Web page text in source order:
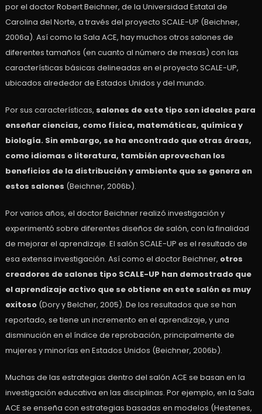
por el doctor Robert Beichner, de la Universidad Estatal de
Carolina del Norte, a través del proyecto SCALE-UP (Beichner,
2006a). Así como la Sala ACE, hay muchos otros salones de
diferentes tamaños (en cuanto al número de mesas) con las
características básicas delineadas en el proyecto SCALE-UP,
ubicados alrededor de Estados Unidos y del mundo.
Por sus características, salones de este tipo son ideales para
enseñar ciencias, como física, matemáticas, química y
biología. Sin embargo, se ha encontrado que otras áreas,
como idiomas o literatura, también aprovechan los
beneficios de la distribución y ambiente que se genera en
estos salones (Beichner, 2006b).
Por varios años, el doctor Beichner realizó investigación y
experimentó sobre diferentes diseños de salón, con la finalidad
de mejorar el aprendizaje. El salón SCALE-UP es el resultado de
esa extensa investigación. Así como el doctor Beichner, otros
creadores de salones tipo SCALE-UP han demostrado que
el aprendizaje activo que se obtiene en este salón es muy
exitoso(Dory y Belcher, 2005). De los resultados que se han
reportado, se tiene un incremento en el aprendizaje, y una
disminución en el índice de reprobación, principalmente de
mujeres y minorías en Estados Unidos (Beichner, 2006b).
Muchas de las estrategias dentro del salón ACE se basan en la
investigación educativa en las disciplinas. Por ejemplo, en la Sala
ACE se enseña con estrategias basadas en modelos (Hestenes,